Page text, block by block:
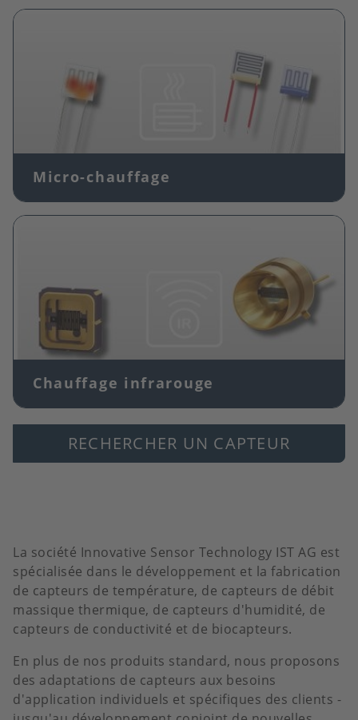
Micro-chauffage
Chauffage infrarouge
RECHERCHER UN CAPTEUR
La société Innovative Sensor Technology IST AG est
spécialisée dans le développement et la fabrication
de capteurs de température, de capteurs de débit
massique thermique, de capteurs d'humidité, de
capteurs de conductivité et de biocapteurs.
En plus de nos produits standard, nous proposons
des adaptations de capteurs aux besoins
d'application individuels et spécifiques des clients -